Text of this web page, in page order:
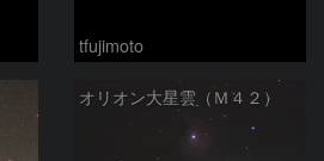
tfujimoto
オリオン大星雲（Ｍ４２）